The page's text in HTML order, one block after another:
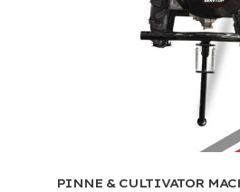
PINNE & CULTIVATOR